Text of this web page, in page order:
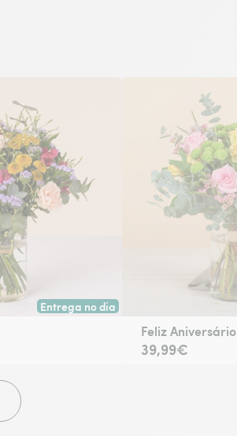
Entrega no dia
Entrega hoje ou na data à tua escolha.
Feliz Aniversário
39,99€